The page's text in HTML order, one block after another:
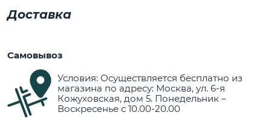
Доставка
Самовывоз
Условия: Осуществляется бесплатно из
магазина по адресу: Москва, ул. 6-я
Кожуховская, дом 5. Понедельник –
Воскресенье с 10.00-20.00